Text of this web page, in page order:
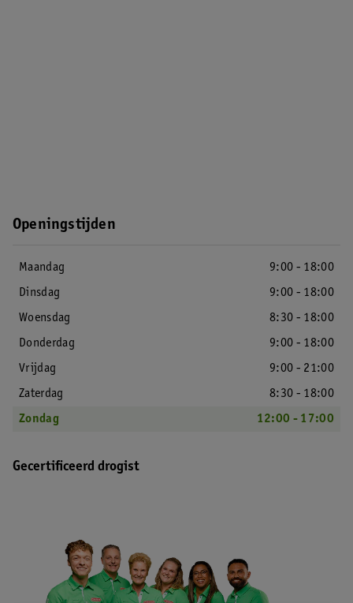
Openingstijden
Maandag
9:00 - 18:00
Dinsdag
9:00 - 18:00
Woensdag
8:30 - 18:00
Donderdag
9:00 - 18:00
Vrijdag
9:00 - 21:00
Zaterdag
8:30 - 18:00
Zondag
12:00 - 17:00
Gecertificeerd drogist